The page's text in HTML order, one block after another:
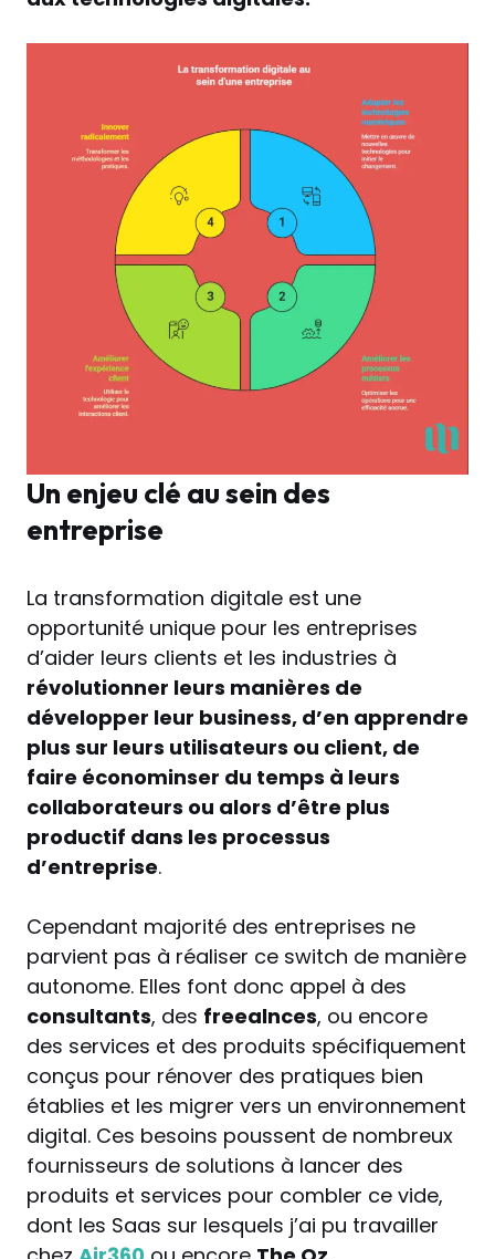
Un enjeu clé au sein des
entreprise
La transformation digitale est une
opportunité unique pour les entreprises
d’aider leurs clients et les industries à
révolutionner leurs manières de
développer leur business, d’en apprendre
plus sur leurs utilisateurs ou client, de
faire économinser du temps à leurs
collaborateurs ou alors d’être plus
productif dans les processus
d’entreprise.
Cependant majorité des entreprises ne
parvient pas à réaliser ce switch de manière
autonome. Elles font donc appel à des
consultants, des freealnces, ou encore
des services et des produits spécifiquement
conçus pour rénover des pratiques bien
établies et les migrer vers un environnement
digital. Ces besoins poussent de nombreux
fournisseurs de solutions à lancer des
produits et services pour combler ce vide,
dont les Saas sur lesquels j’ai pu travailler